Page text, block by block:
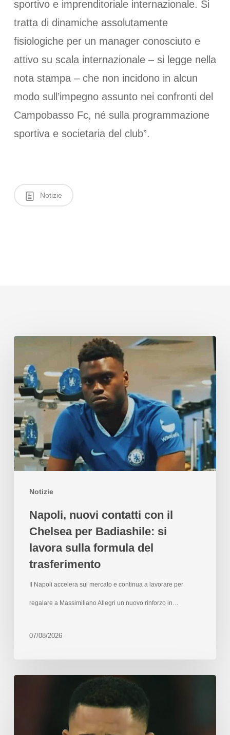
sportivo e imprenditoriale internazionale. Si
tratta di dinamiche assolutamente
fisiologiche per un manager conosciuto e
attivo su scala internazionale – si legge nella
nota stampa – che non incidono in alcun
modo sull’impegno assunto nei confronti del
Campobasso Fc, né sulla programmazione
sportiva e societaria del club”.
Notizie
Notizie
Napoli, nuovi contatti con il
Chelsea per Badiashile: si
lavora sulla formula del
trasferimento
Il Napoli accelera sul mercato e continua a lavorare per
regalare a Massimiliano Allegri un nuovo rinforzo in…
07/08/2026